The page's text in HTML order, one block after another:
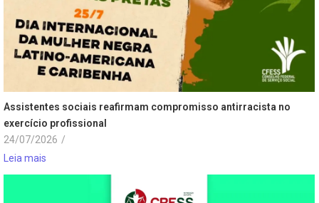
Assistentes sociais reafirmam compromisso antirracista no
exercício profissional
24/07/2026 /
Leia mais